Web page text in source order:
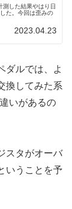
した結果やはり日
た。今回は歪みの
2023.04.23
ダルでは、よ
換してみた系
いがあるの
スタがオーバ
いうことを予